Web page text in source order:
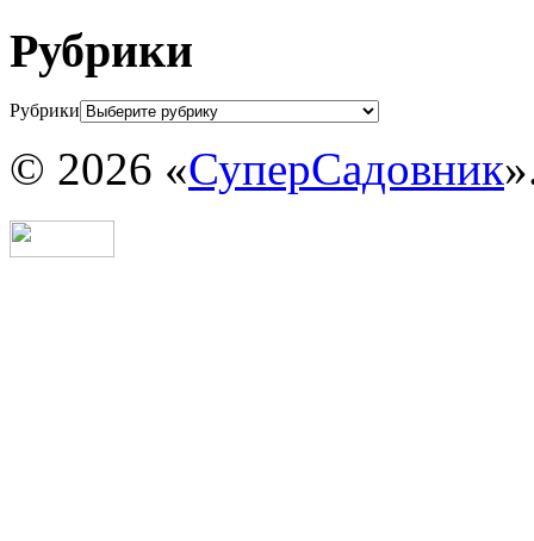
Рубрики
Рубрики
© 2026 «СуперСадовник